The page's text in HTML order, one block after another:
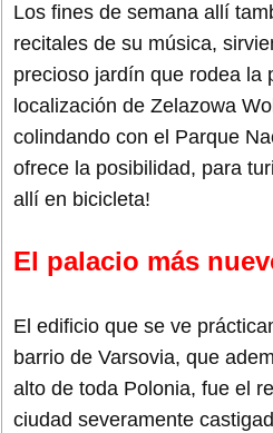
Los fines de semana allí
recitales de su música,
precioso jardín que rodea la
localización de Zelazowa
colindando con el Parque
ofrece la posibilidad, para
allí en bicicleta!
El palacio más
El edificio que se ve
barrio de Varsovia, que
alto de toda Polonia, fue el
ciudad severamente